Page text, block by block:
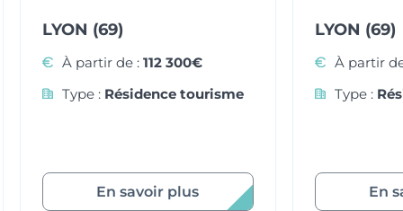
LYON (69)
À partir de : 112 300€
Type : Résidence tourisme
En savoir plus
LYON (69)
À partir
Type :
En